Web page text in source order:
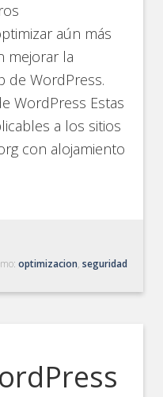
aún más
mejorar la
de WordPress.
WordPress Estas
a los sitios
con alojamiento
optimizacion, seguridad